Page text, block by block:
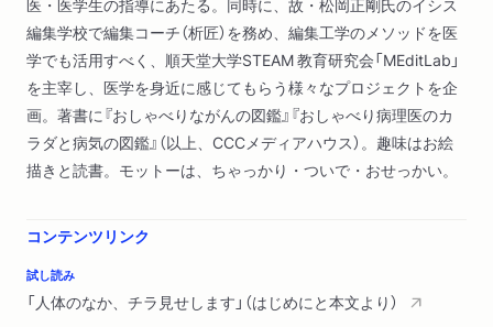
８．消化管脇道コースへ！
９．作るのは肝臓、貯めるのは胆嚢
10．花の都、肝臓
11．マルチタレントな肝細胞大公開！
12．小島の浮かぶ腺房大海原、膵臓7
13．水玉でオシャレなリゾート、ランゲルハンス島
14．家を建てられる土地の大きさに匹敵、回腸・空腸
16．杯を酌み交わす細胞たちと乾杯！ 大腸
18．お腹の中をぐるり周遊、盲腸と結腸
19．１日数度の肛門筋肉組体操
編集学校で編集コーチ（析匠）を務め、編集工学のメソッドを医
学でも活用すべく、順天堂大学STEAM 教育研究会「MEditLab」
を主宰し、医学を身近に感じてもらう様々なプロジェクトを企
画。著書に『おしゃべりながんの図鑑』『おしゃべり病理医のカ
ラダと病気の図鑑』（以上、CCCメディアハウス）。趣味はお絵
描きと読書。モットーは、ちゃっかり・ついで・おせっかい。
コンテンツリンク
試し読み
「人体のなか、チラ見せします」（はじめにと本文より）